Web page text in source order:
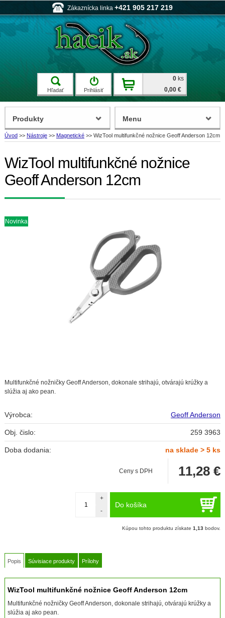
Zákaznícka linka +421 905 217 219
Hľadať Prihlásiť
0 ks
0,00 €
Úvod >> Nástroje >> Magnetické >> WizTool multifunkčné nožnice Geoff Anderson 12cm
WizTool multifunkčné nožnice
Geoff Anderson 12cm
Novinka
Multifunkčné nožničky Geoff Anderson, dokonale strihajú, otvárajú krúžky a
slúžia aj ako pean.
Výrobca: Geoff Anderson
Obj. čislo: 259 3963
Doba dodania: na sklade > 5 ks
Ceny s DPH 11,28 €
Do košíka
-
+
Kúpou tohto produktu získate1,13 bodov.
Popis Súvisiace produkty Prílohy
WizTool multifunkčné nožnice Geoff Anderson 12cm
Multifunkčné nožničky Geoff Anderson, dokonale strihajú, otvárajú krúžky a
slúžia aj ako pean.
Produkty Menu